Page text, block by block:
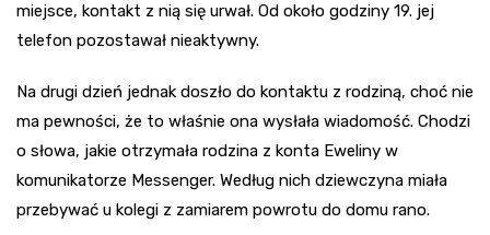
miejsce, kontakt z nią się urwał. Od około godziny 19. jej
telefon pozostawał nieaktywny.
Na drugi dzień jednak doszło do kontaktu z rodziną, choć nie
ma pewności, że to właśnie ona wysłała wiadomość. Chodzi
o słowa, jakie otrzymała rodzina z konta Eweliny w
komunikatorze Messenger. Według nich dziewczyna miała
przebywać u kolegi z zamiarem powrotu do domu rano.